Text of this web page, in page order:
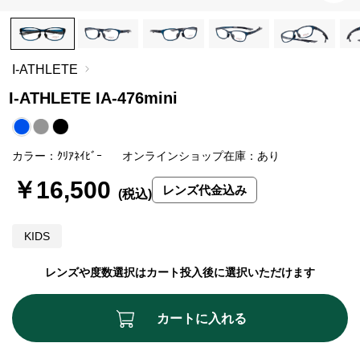
I-ATHLETE
I-ATHLETE IA-476mini
KIDS
カラー：ｸﾘｱﾈｲﾋﾞｰ オンラインショップ在庫：あり
レンズや度数選択はカート投入後に選択いただけます
￥16,500 レンズ代金込み
カートに入れる